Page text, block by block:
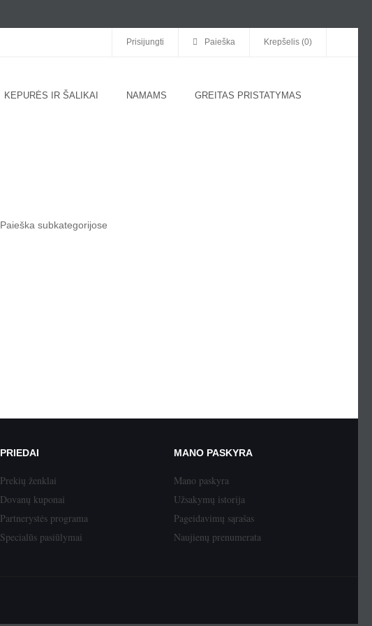
Prisijungti Paieška Krepšelis (0)
KEPURĖS IR ŠALIKAI NAMAMS GREITAS PRISTATYMAS
Paieška subkategorijose
PRIEDAI
Prekių ženklai
Dovanų kuponai
Partnerystės programa
Specialūs pasiūlymai
MANO PASKYRA
Mano paskyra
Užsakymų istorija
Pageidavimų sąrašas
Naujienų prenumerata